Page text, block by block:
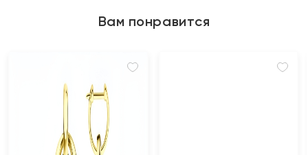
Вам понравится